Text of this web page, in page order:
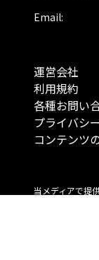
Email:
運営会社
利用規約
各種お問い
プライバシ
コンテンツ
当メディアで提